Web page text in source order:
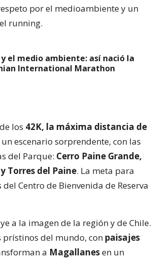
por el medioambiente y un
running.
el medio ambiente: así nació la
International Marathon
los 42K, la máxima distancia de
escenario sorprendente, con las
del Parque: Cerro Paine Grande,
Torres del Paine. La meta para
Centro de Bienvenida de Reserva
a la imagen de la región y de Chile.
prístinos del mundo, con paisajes
a Magallanesen un